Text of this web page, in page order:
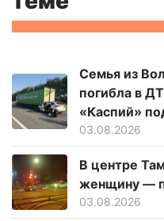
Семья из
погибла в
«Каспий»
03.08.2026
В центре
женщину —
03.08.2026